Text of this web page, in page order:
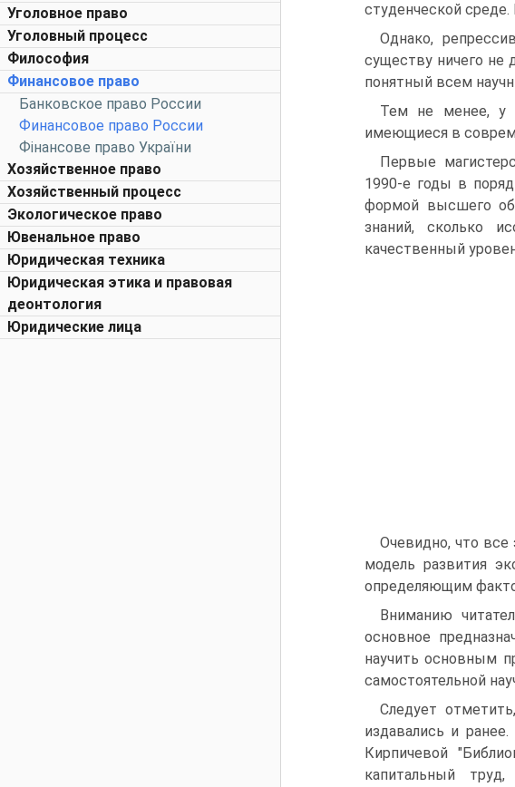
Уголовное право
Уголовный процесс
Философия
Финансовое право
Банковское право России
Финансовое право России
Фінансове право України
Хозяйственное право
Хозяйственный процесс
Экологическое право
Ювенальное право
Юридическая техника
Юридическая этика и правовая
деонтология
Юридические лица
студенческой
Однако,
существу ничего не
понятный всем
Тем не менее, у
имеющиеся в
Первые
1990-е годы в
формой высшего
знаний, сколько
качественный
Очевидно, что все
модель развития
определяющим
Вниманию
основное
научить основным
самостоятельной
Следует
издавались и
Кирпичевой
капитальный